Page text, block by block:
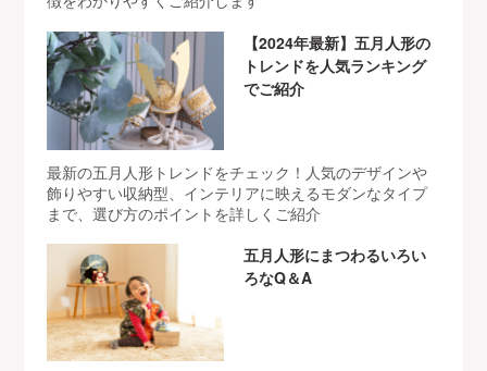
【2024年最新】五月人形の
トレンドを人気ランキング
でご紹介
最新の五月人形トレンドをチェック！人気のデザインや
飾りやすい収納型、インテリアに映えるモダンなタイプ
まで、選び方のポイントを詳しくご紹介
五月人形にまつわるいろい
ろなQ＆A